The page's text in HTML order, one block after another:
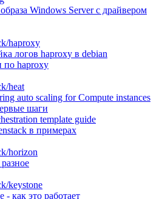
Windows Server с драйвером
haproxy
логов haproxy в debian
по haproxy
heat
auto scaling for Compute instances
шаги
template guide
в примерах
horizon
keystone
- как это работает